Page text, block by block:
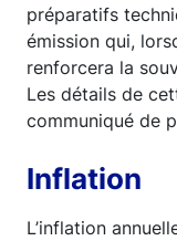
préparatifs
émission qui,
renforcera la
Les détails de
communiqué de
Inflation
L’inflation